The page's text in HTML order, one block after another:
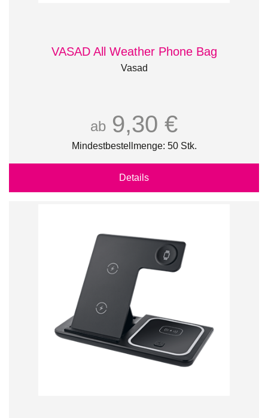
VASAD All Weather Phone Bag
Vasad
ab 9,30 €
Mindestbestellmenge: 50 Stk.
Details